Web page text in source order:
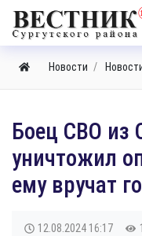
Новости
Боец СВО из
уничтожил
ему вручат
12.08.2024 16:17